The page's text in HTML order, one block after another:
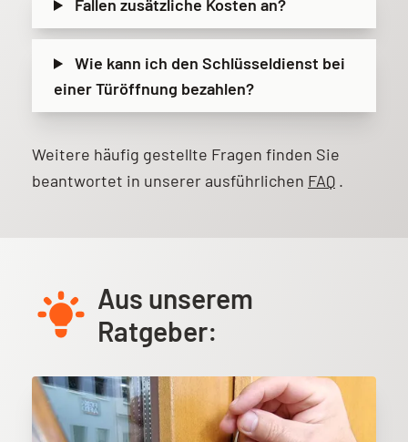
Fallen zusätzliche Kosten an?
Wie kann ich den Schlüsseldienst bei
einer Türöffnung bezahlen?
Weitere häufig gestellte Fragen finden Sie
beantwortet in unserer ausführlichen FAQ .
Aus unserem
Ratgeber: